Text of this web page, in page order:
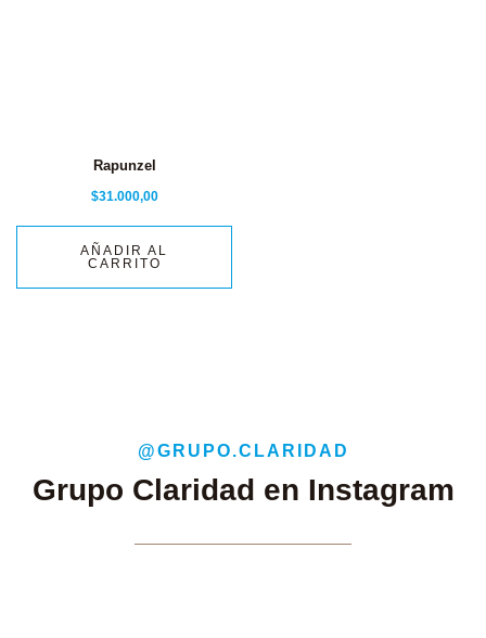
Rapunzel
$31.000,00
AÑADIR AL
CARRITO
@GRUPO.CLARIDAD
Grupo Claridad en Instagram